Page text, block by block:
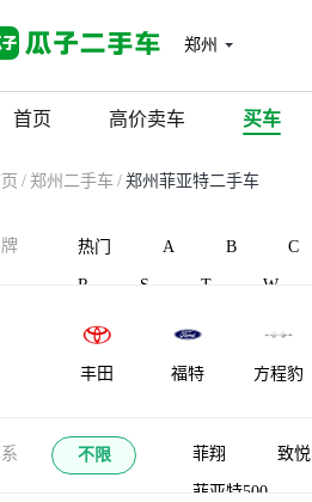
郑州
首页 高价卖车 买车
/ 郑州二手车 / 郑州菲亚特二手车
热门 A B C
R S T W
丰田 福特 方程豹
不限 菲翔 致悦
菲亚特500